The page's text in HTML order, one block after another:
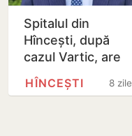
Spitalul din
Hîncești, după
cazul Vartic, are
un nou director
8 zile
HÎNCEȘTI